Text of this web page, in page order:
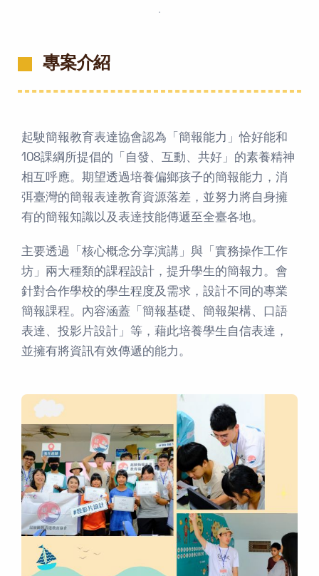
．
專案介紹
起駛簡報教育表達協會認為「簡報能力」恰好能和
108課綱所提倡的「⾃發、互動、共好」的素養精神
相互呼應。期望透過培養偏鄉孩子的簡報能力，消
弭臺灣的簡報表達教育資源落差，並努力將自身擁
有的簡報知識以及表達技能傳遞至全臺各地。
主要透過「核心概念分享演講」與「實務操作工作
坊」兩大種類的課程設計，提升學生的簡報力。會
針對合作學校的學生程度及需求，設計不同的專業
簡報課程。內容涵蓋「簡報基礎、簡報架構、口語
表達、投影片設計」等，藉此培養學⽣⾃信表達，
並擁有將資訊有效傳遞的能⼒。